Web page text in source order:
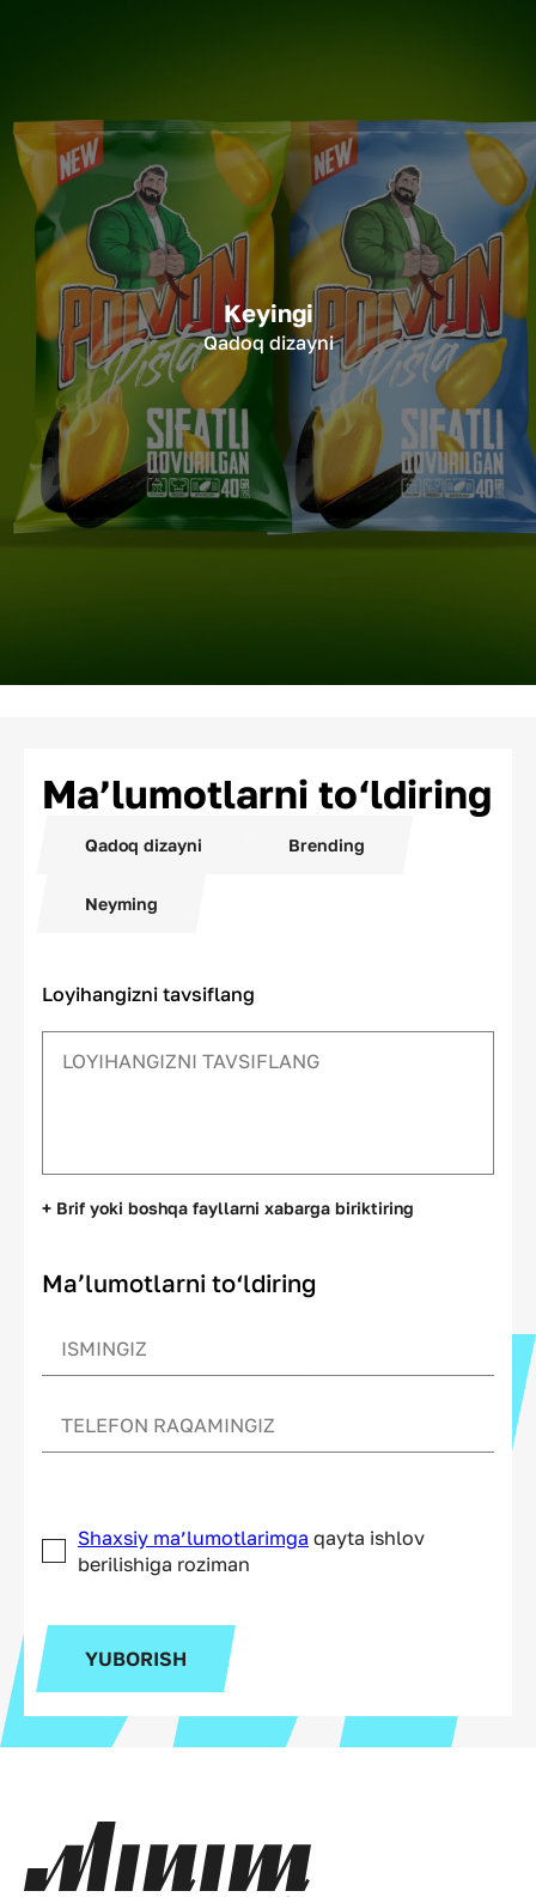
Keyingi
Qadoq dizayni
Ma’lumotlarni to‘ldiring
Qadoq dizayni Brending
Neyming
Loyihangizni tavsiflang
+ Brif yoki boshqa fayllarni xabarga biriktiring
Ma’lumotlarni to‘ldiring
Shaxsiy ma’lumotlarimga qayta ishlov
berilishiga roziman
YUBORISH